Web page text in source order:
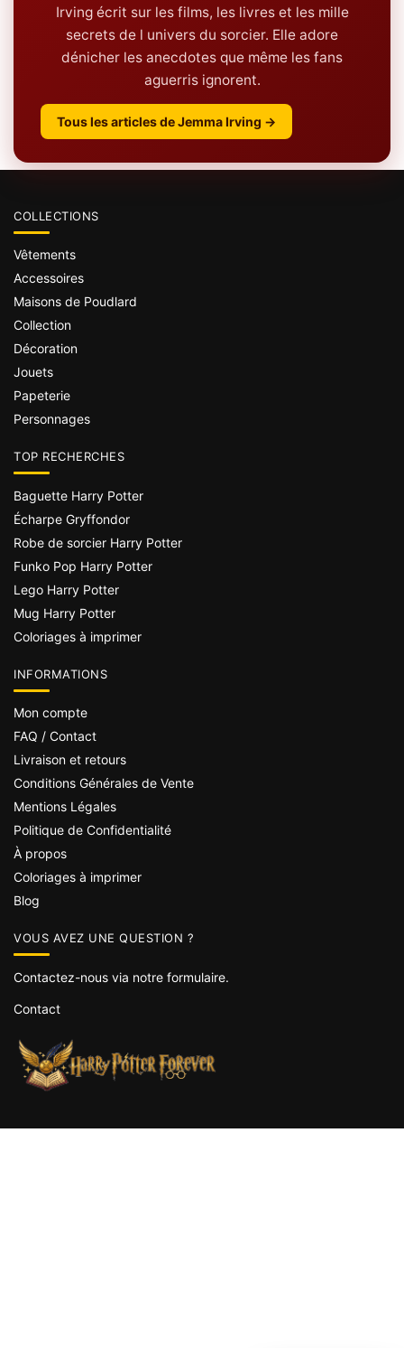
Irving écrit sur les films, les livres et les mille
secrets de l univers du sorcier. Elle adore
dénicher les anecdotes que même les fans
aguerris ignorent.
Tous les articles de Jemma Irving →
COLLECTIONS
Vêtements
Accessoires
Maisons de Poudlard
Collection
Décoration
Jouets
Papeterie
Personnages
TOP RECHERCHES
Baguette Harry Potter
Écharpe Gryffondor
Robe de sorcier Harry Potter
Funko Pop Harry Potter
Lego Harry Potter
Mug Harry Potter
Coloriages à imprimer
INFORMATIONS
Mon compte
FAQ / Contact
Livraison et retours
Conditions Générales de Vente
Mentions Légales
Politique de Confidentialité
À propos
Coloriages à imprimer
Blog
VOUS AVEZ UNE QUESTION ?
Contactez-nous via notre formulaire.
Contact